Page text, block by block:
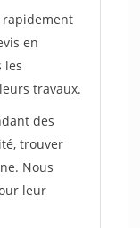
rapidement
en
les
travaux.
des
trouver
Nous
leur